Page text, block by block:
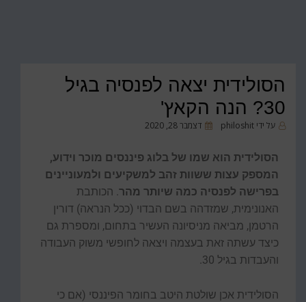
הסולידית יצאה לפנסיה בגיל
30? הנה הקאץ'
על ידי philoshit דצמבר 28, 2020
הסולידית הוא שמו של בלוג פיננסים מוכר וידוע,
המספק עצות ששוות זהב למשקיעים ולמעוניינים
בפרישה לפנסיה כמה שיותר מהר. הכותבת
האנונימית, שמזדהה בשם הבדוי (ככל הנראה) דורין
הרטמן, מביאה מניסיונה העשיר בתחום, ומספרת גם
כיצד עשתה זאת בעצמה ויצאה לחופשי משוק העבודה
והעבדות בגיל 30.
הסולידית אכן שולטת היטב בחומר הפיננסי (אם כי